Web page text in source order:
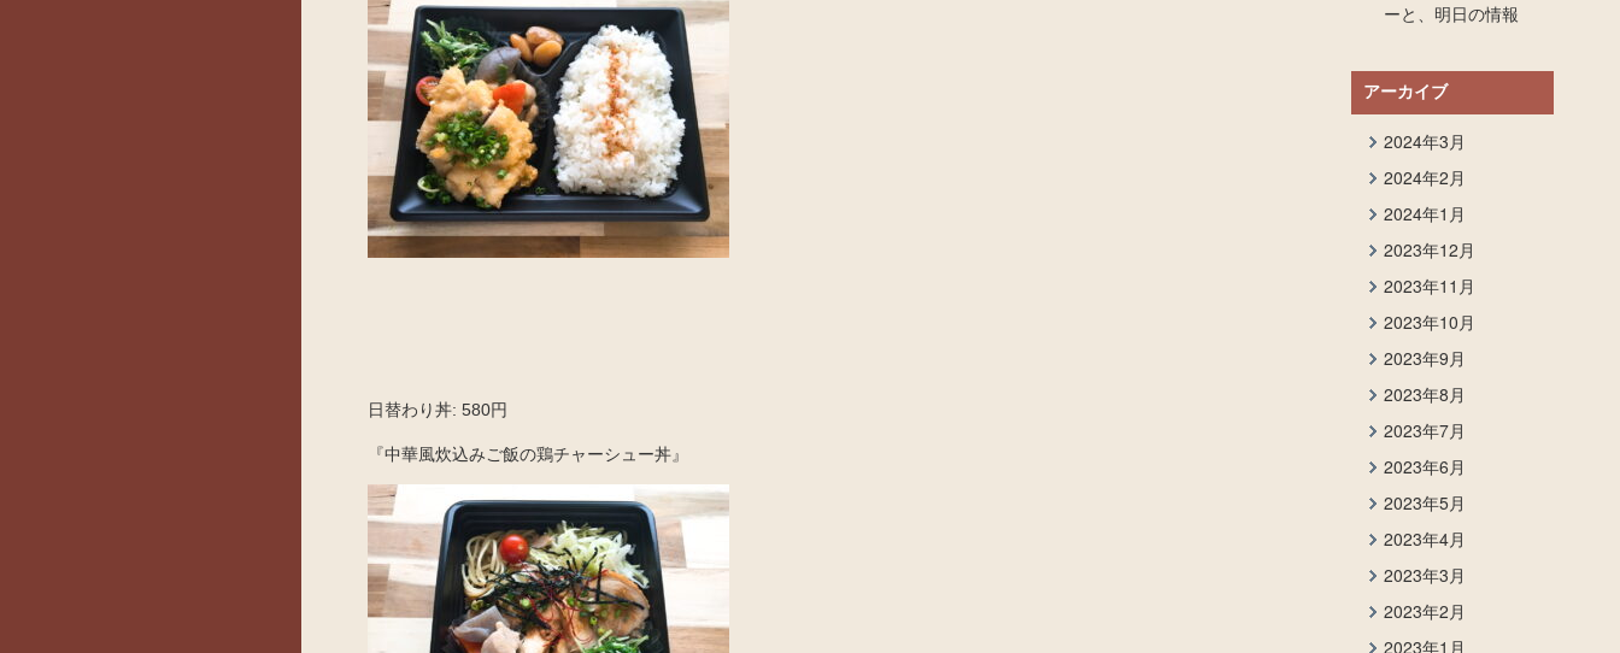
日替わり丼: 580円
『中華風炊込みご飯の鶏チャーシュー丼』
ーと、明日の情報
アーカイブ
2024年3月
2024年2月
2024年1月
2023年12月
2023年11月
2023年10月
2023年9月
2023年8月
2023年7月
2023年6月
2023年5月
2023年4月
2023年3月
2023年2月
2023年1月